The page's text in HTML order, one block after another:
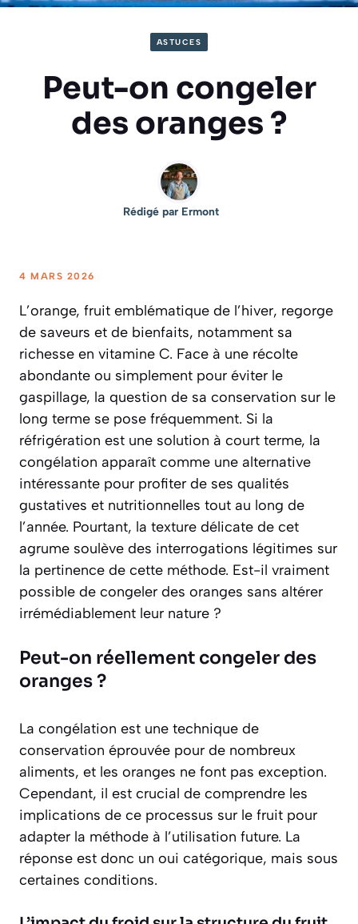
ASTUCES
Peut-on congeler
des oranges ?
Rédigé par Ermont
4 MARS 2026
L’orange, fruit emblématique de l’hiver, regorge
de saveurs et de bienfaits, notamment sa
richesse en vitamine C. Face à une récolte
abondante ou simplement pour éviter le
gaspillage, la question de sa conservation sur le
long terme se pose fréquemment. Si la
réfrigération est une solution à court terme, la
congélation apparaît comme une alternative
intéressante pour profiter de ses qualités
gustatives et nutritionnelles tout au long de
l’année. Pourtant, la texture délicate de cet
agrume soulève des interrogations légitimes sur
la pertinence de cette méthode. Est-il vraiment
possible de congeler des oranges sans altérer
irrémédiablement leur nature ?
Peut-on réellement congeler des
oranges ?
La congélation est une technique de
conservation éprouvée pour de nombreux
aliments, et les oranges ne font pas exception.
Cependant, il est crucial de comprendre les
implications de ce processus sur le fruit pour
adapter la méthode à l’utilisation future. La
réponse est donc un oui catégorique, mais sous
certaines conditions.